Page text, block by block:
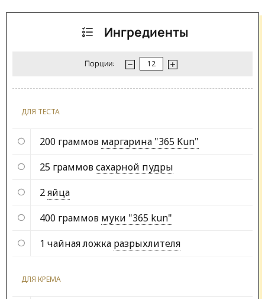
Ингредиенты
Порции:
ДЛЯ ТЕСТА
200 граммов маргарина "365 Kun"
25 граммовсахарной пудры
2яйца
400 граммов муки "365 kun"
1 чайная ложка разрыхлителя
ДЛЯ КРЕМА